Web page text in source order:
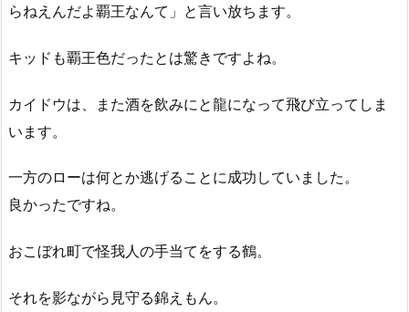
らねえんだよ覇王なんて」と言い放ちます。
キッドも覇王色だったとは驚きですよね。
カイドウは、また酒を飲みにと龍になって飛び立ってしま
います。
一方のローは何とか逃げることに成功していました。
良かったですね。
おこぼれ町で怪我人の手当てをする鶴。
それを影ながら見守る錦えもん。